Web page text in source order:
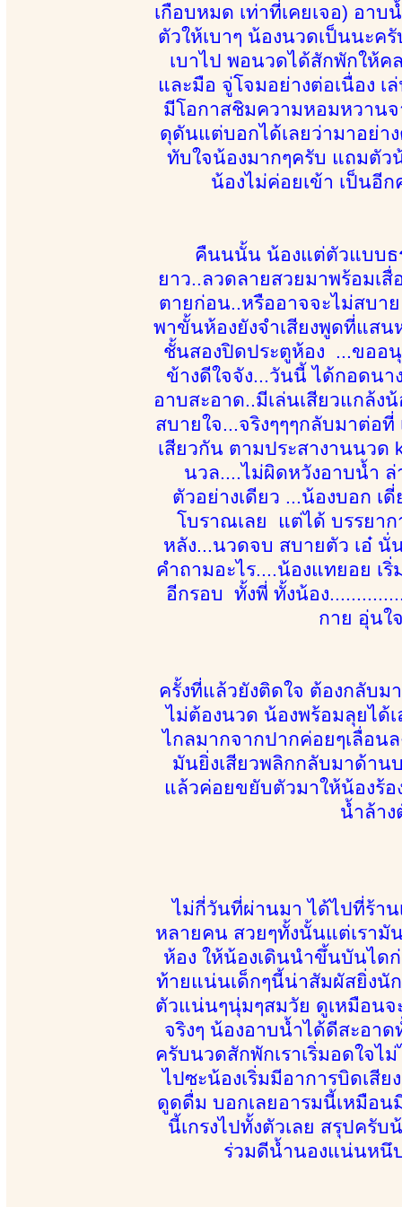
เกือบหมด เท่าที่เคยเจอ) อาบ
ตัวให้เบาๆ น้องนวดเป็นนะ
เบาไป พอนวดได้สักพักให้ค
และมือ จู่โจมอย่างต่อเนื่อง เ
มีโอกาสชิมความหอมหวาน
ดุดันแต่บอกได้เลยว่ามาอย่า
ทับใจน้องมากๆครับ แถมตัว
น้องไม่ค่อยเข้า เป็นอี
คืนนนั้น น้องแต่ตัวแบบธ
ยาว..ลวดลายสวยมาพร้อมเ
ตายก่อน..หรืออาจจะไม่สบา
พาขั้นห้องยังจำเสียงพูดที่แส
ชั้นสองปิดประตูห้อง ...ขออ
ข้างดีใจจัง...วันนี้ ได้กอดน
อาบสะอาด..มีเล่นเสียวแกล้
สบายใจ...จริงๆๆๆกลับมาต่อ
เสียวกัน ตามประสางานนว
นวล....ไม่ผิดหวังอาบน้ำ
ตัวอย่างเดียว ...น้องบอก
โบราณเลย แต่ได้ บรรยา
หลัง...นวดจบ สบายตัว เอ๋
คำถามอะไร....น้องแทยอย เ
อีกรอบ ทั้งพี่ ทั้งน้อง
กาย อุ่นใ
ครั้งที่แล้วยังติดใจ ต้องกลับม
ไม่ต้องนวด น้องพร้อมลุยได้
ไกลมากจากปากค่อยๆเลื่อน
มันยิ่งเสียวพลิกกลับมาด้าน
แล้วค่อยขยับตัวมาให้น้องร้อ
น้ำล้า
ไม่กี่วันที่ผ่านมา ได้ไปที่ร้า
หลายคน สวยๆทั้งนั้นแต่เรา
ห้อง ให้น้องเดินนำขึ้นบันได
ท้ายแน่นเด็กๆนี้น่าสัมผัสยิ่งนั
ตัวแน่นๆนุ่มๆสมวัย ดูเหมือนจ
จริงๆ น้องอาบน้ำได้ดีสะอา
ครับนวดสักพักเราเริ่มอดใจไ
ไปซะน้องเริ่มมีอาการบิดเสี
ดูดดื่ม บอกเลยอารมนี้เหมือ
นี้เกรงไปทั้งตัวเลย สรุปครั
ร่วมดีน้ำนองแน่นหนึ